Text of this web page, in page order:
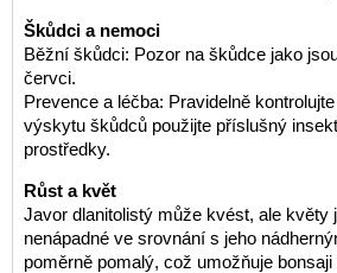
Škůdci a nemoci
Běžní škůdci: Pozor na škůdce jako
červci.
Prevence a léčba: Pravidelně
výskytu škůdců použijte příslušný
prostředky.
Růst a květ
Javor dlanitolistý může kvést, ale květy
nenápadné ve srovnání s jeho
poměrně pomalý, což umožňuje